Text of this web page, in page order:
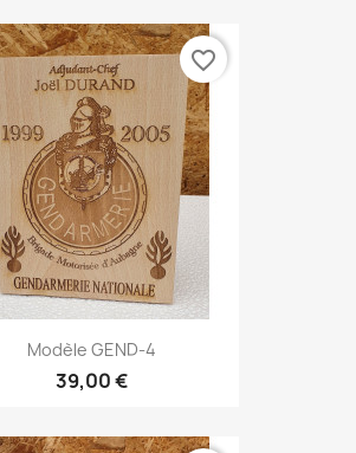
Modèle GEND-4
39,00 €
favorite_border